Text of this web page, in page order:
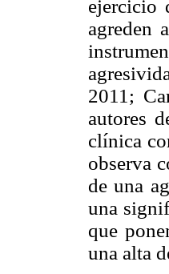
ejercicio
agreden
2011;
autores
clínica
observa
de una
una
que
una alta